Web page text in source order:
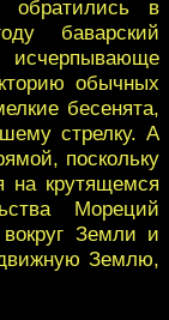
обратились в
баварский
обычных
бесенята,
стрелку. А
поскольку
на крутящемся
Мореций
Земли и
Землю,